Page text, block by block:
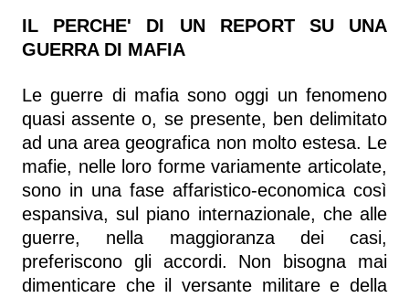
IL PERCHE' DI UN REPORT SU UNA
GUERRA DI MAFIA
Le guerre di mafia sono oggi un fenomeno
quasi assente o, se presente, ben delimitato
ad una area geografica non molto estesa. Le
mafie, nelle loro forme variamente articolate,
sono in una fase affaristico-economica così
espansiva, sul piano internazionale, che alle
guerre, nella maggioranza dei casi,
preferiscono gli accordi. Non bisogna mai
dimenticare che il versante militare e della